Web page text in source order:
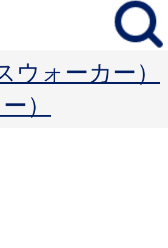
ォーカー）
）